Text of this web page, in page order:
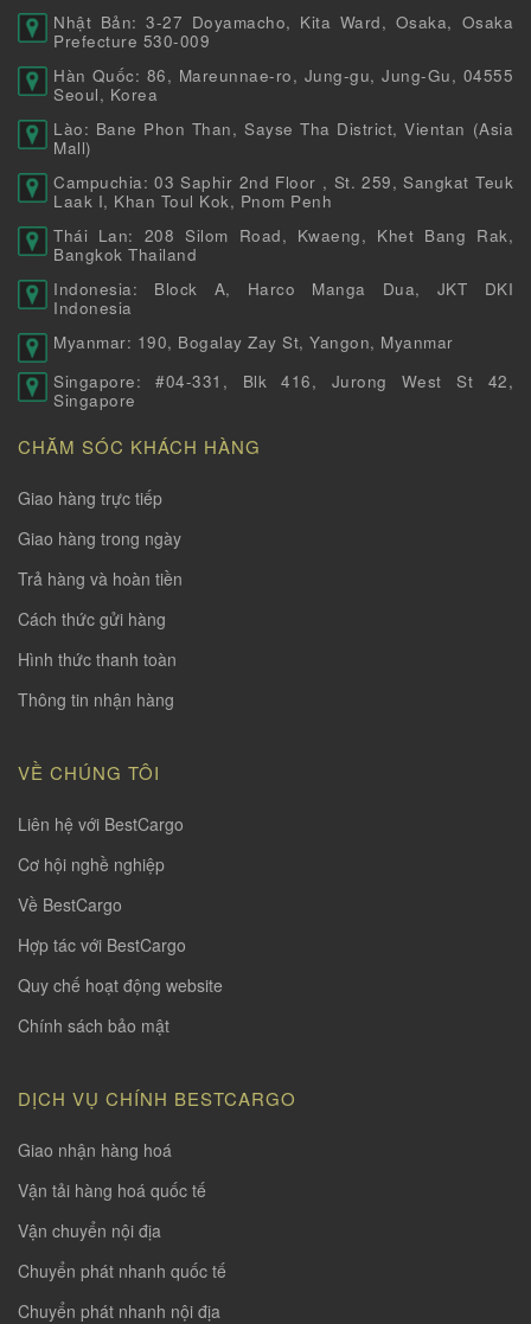
Nhật Bản: 3-27 Doyamacho, Kita Ward, Osaka, Osaka
Prefecture 530-009
Hàn Quốc: 86, Mareunnae-ro, Jung-gu, Jung-Gu, 04555
Seoul, Korea
Lào: Bane Phon Than, Sayse Tha District, Vientan (Asia
Mall)
Campuchia: 03 Saphir 2nd Floor , St. 259, Sangkat Teuk
Laak I, Khan Toul Kok, Pnom Penh
Thái Lan: 208 Silom Road, Kwaeng, Khet Bang Rak,
Bangkok Thailand
Indonesia: Block A, Harco Manga Dua, JKT DKI
Indonesia
Myanmar: 190, Bogalay Zay St, Yangon, Myanmar
Singapore: #04-331, Blk 416, Jurong West St 42,
Singapore
CHĂM SÓC KHÁCH HÀNG
Giao hàng trực tiếp
Giao hàng trong ngày
Trả hàng và hoàn tiền
Cách thức gửi hàng
Hình thức thanh toàn
Thông tin nhận hàng
VỀ CHÚNG TÔI
Liên hệ với BestCargo
Cơ hội nghề nghiệp
Về BestCargo
Hợp tác với BestCargo
Quy chế hoạt động website
Chính sách bảo mật
DỊCH VỤ CHÍNH BESTCARGO
Giao nhận hàng hoá
Vận tải hàng hoá quốc tế
Vận chuyển nội địa
Chuyển phát nhanh quốc tế
Chuyển phát nhanh nội địa